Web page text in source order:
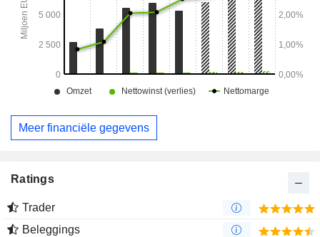
complementair zijn aan de segmenten Engineering, Bouw
en Milieu. - Mota-Engil Mext: eenheid die verantwoordelijk is
voor gedifferentieerde gebieden zoals Vastgoed,
Agrobosbouwproductie en Energie. Het heeft ook tot doel de
investeringen in innovatie te versterken en de wereldwijde
transformatie te versnellen; - Concessies: Mota-Engil,
SGPS, S.A. exploiteert, via Lineas en haar
km wegen en snelwegen, waaronder de twee bruggen van
de stad Lissabon. Het bedrijf is actief op internationale
Meer financiële gegevens
Ratings
Trader
Beleggings